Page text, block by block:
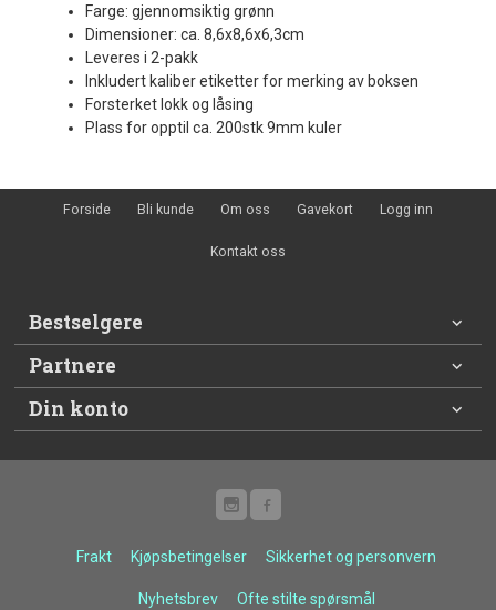
Farge: gjennomsiktig grønn
Dimensioner: ca. 8,6x8,6x6,3cm
Leveres i 2-pakk
Inkludert kaliber etiketter for merking av boksen
Forsterket lokk og låsing
Plass for opptil ca. 200stk 9mm kuler
Forside Bli kunde Om oss Gavekort Logg inn
Kontakt oss
Bestselgere
Partnere
Din konto
Frakt Kjøpsbetingelser Sikkerhet og personvern
Nyhetsbrev Ofte stilte spørsmål